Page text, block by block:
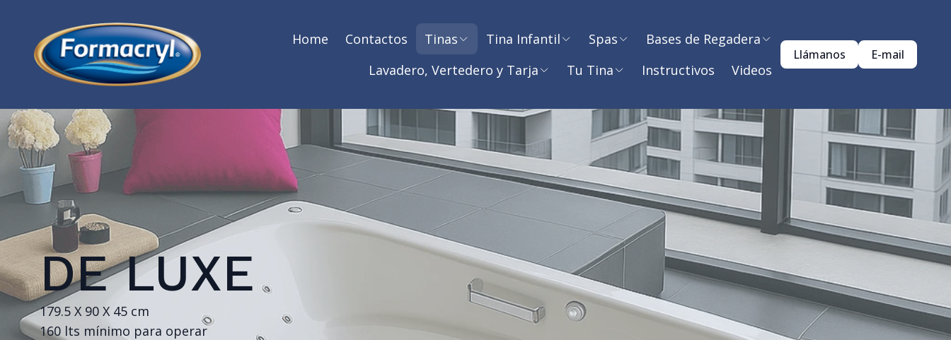
Home Contactos Tinas Tina Infantil Spas
Bases de Regadera
Lavadero, Vertedero y Tarja
Tu Tina Instructivos Videos
Llámanos E-mail
DE LUXE
179.5 X 90 X 45 cm
160 lts mínimo para operar